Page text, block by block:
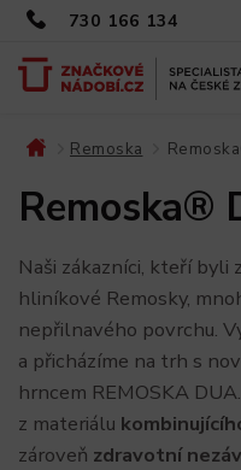
730 166 134
Remoska
Remoska®
Naši zákazníci, kteří
hliníkové Remosky,
nepřilnavého povrchu.
a přicházíme na trh s
hrncem REMOSKA DUA.
z materiálu
zároveň zdravotní